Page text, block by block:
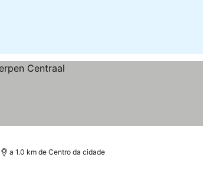
a 1.0 km de Centro da cidade